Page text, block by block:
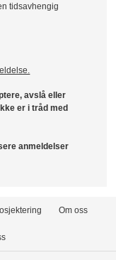
tidsavhengig
avslå eller
er i tråd med
anmeldelser
Om oss